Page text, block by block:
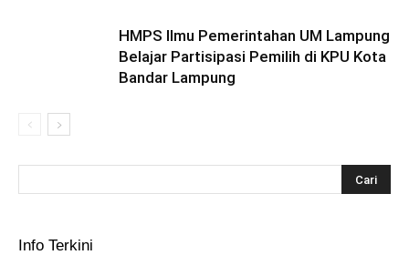
HMPS Ilmu Pemerintahan UM Lampung
Belajar Partisipasi Pemilih di KPU Kota
Bandar Lampung
Info Terkini